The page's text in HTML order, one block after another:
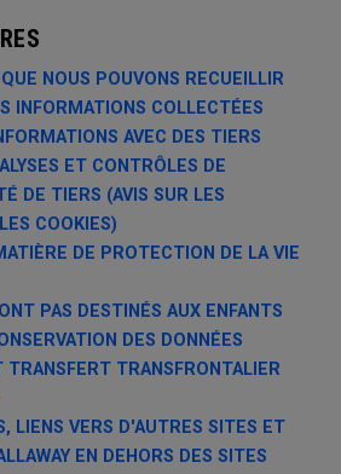
NOUS POUVONS RECUEILLIR
INFORMATIONS COLLECTÉES
AVEC DES TIERS
ET CONTRÔLES DE
DE TIERS (AVIS SUR LES
COOKIES)
DE PROTECTION DE LA VIE
PAS DESTINÉS AUX ENFANTS
DES DONNÉES
TRANSFRONTALIER
LIENS VERS D'AUTRES SITES ET
EN DEHORS DES SITES